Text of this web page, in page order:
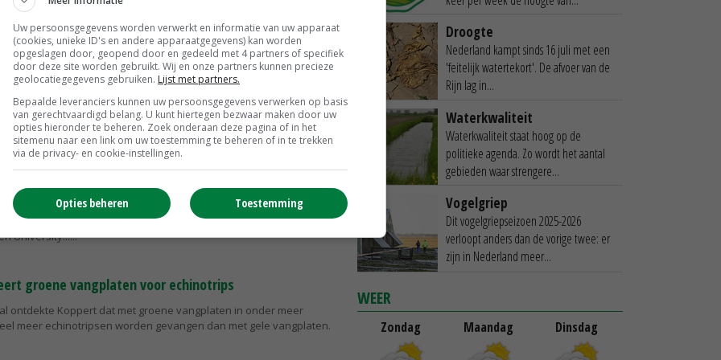
Daarom heeft het glastuinbouwbedrijf besloten alle duurzame
in...
de indruk bij bezoek aan Nederlandse tuinbouw
Staghouwer van Landbouw, Natuur en Voedselkwaliteit (LNV)
bedrijven bezocht die actief zijn in de Nederlandse tuinbouw. Hij
het...
vanille op de markt
een Nederlandse kas? Het is Koppert Cress gelukt om het gewas
in het Westland te kweken. Onderzoeker Filip van
University...
groene vangplaten voor echinotrips
ontdekte Koppert dat met groene vangplaten in onder meer
meer echinotripsen worden gevangen dan met gele vangplaten.
Droogte
Nederland kampt sinds 16 juli met een
'feitelijk watertekort'. De afvoer van de
Rijn lag in...
Waterkwaliteit
Waterkwaliteit staat hoog op de
politieke agenda. Zo wordt het aantal
gebieden waar strengere...
Vogelgriep
Dit vogelgriepseizoen 2025-2026
verloopt anders dan de vorige twee: er
zijn in Nederland meer...
WEER
Zondag Maandag Dinsdag
Uw persoonsgegevens worden verwerkt en informatie van uw apparaat
(cookies, unieke ID's en andere apparaatgegevens) kan worden
opgeslagen door, geopend door en gedeeld met 4 partners of specifiek
door deze site worden gebruikt. Wij en onze partners kunnen precieze
geolocatiegegevens gebruiken. Lijst met partners.
Bepaalde leveranciers kunnen uw persoonsgegevens verwerken op basis
van gerechtvaardigd belang. U kunt hiertegen bezwaar maken door uw
opties hieronder te beheren. Zoek onderaan deze pagina of in het
sitemenu naar een link om uw toestemming te beheren of in te trekken
via de privacy- en cookie-instellingen.
Toestemming
Opties beheren